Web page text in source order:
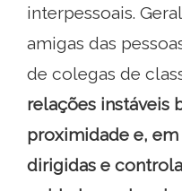
interpessoais.
amigas das
de colegas de
relações instáveis
proximidade e,
dirigidas e